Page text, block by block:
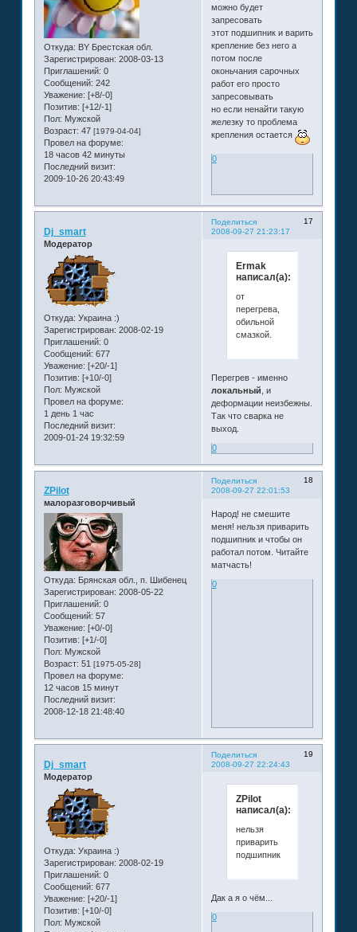
Откуда: BY Брестская обл.
Зарегистрирован: 2008-03-13
Приглашений: 0
Сообщений: 242
Уважение: [+8/-0]
Позитив: [+12/-1]
Пол: Мужской
Возраст: 47 [1979-04-04]
Провел на форуме:
18 часов 42 минуты
Последний визит:
2009-10-26 20:43:49
можно будет
запресовать
этот подшипник и варить
крепление без него а
потом после
оконьчания сарочных
работ его просто
запресовывать
но если ненайти такую
железку то проблема
крепления остается
0
Поделиться
17
2008-09-27 21:23:17
Dj_smart
Модератор
Откуда: Украина :)
Зарегистрирован: 2008-02-19
Приглашений: 0
Сообщений: 677
Уважение: [+20/-1]
Позитив: [+10/-0]
Пол: Мужской
Провел на форуме:
1 день 1 час
Последний визит:
2009-01-24 19:32:59
Ermak
написал(а):
от
перегрева,
обильной
смазкой.
Перегрев - именно
локальный , и
деформации неизбежны.
Так что сварка не
выход.
0
Поделиться
18
2008-09-27 22:01:53
ZPilot
малоразговорчивый
Откуда: Брянская обл., п. Шибенец
Зарегистрирован: 2008-05-22
Приглашений: 0
Сообщений: 57
Уважение: [+0/-0]
Позитив: [+1/-0]
Пол: Мужской
Возраст: 51 [1975-05-28]
Провел на форуме:
12 часов 15 минут
Последний визит:
2008-12-18 21:48:40
Народ! не смешите
меня! нельзя приварить
подшипник и чтобы он
работал потом. Читайте
матчасть!
0
Поделиться
19
2008-09-27 22:24:43
Dj_smart
Модератор
Откуда: Украина :)
Зарегистрирован: 2008-02-19
Приглашений: 0
Сообщений: 677
Уважение: [+20/-1]
Позитив: [+10/-0]
Пол: Мужской
ZPilot
написал(а):
нельзя
приварить
подшипник
Дак а я о чём...
0